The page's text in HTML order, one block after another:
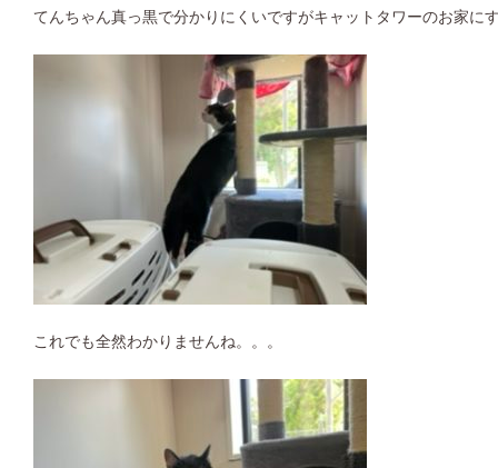
てんちゃん真っ黒で分かりにくいですがキャットタワーのお家に
これでも全然わかりませんね。。。